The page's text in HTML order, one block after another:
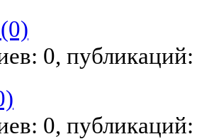
(0)
0,
0,